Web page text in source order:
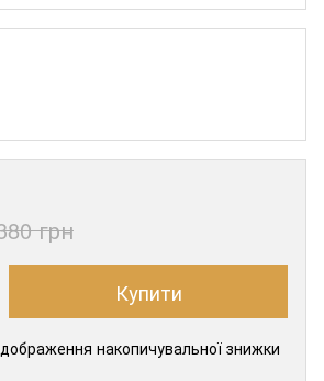
грн
Купити
накопичувальної знижки